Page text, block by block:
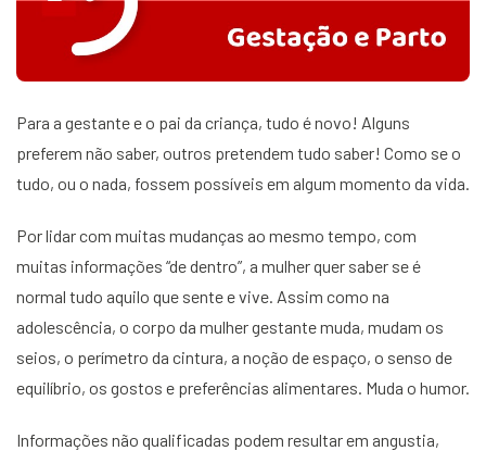
Para a gestante e o pai da criança, tudo é novo! Alguns
preferem não saber, outros pretendem tudo saber! Como se o
tudo, ou o nada, fossem possíveis em algum momento da vida.
Por lidar com muitas mudanças ao mesmo tempo, com
muitas informações “de dentro”, a mulher quer saber se é
normal tudo aquilo que sente e vive. Assim como na
adolescência, o corpo da mulher gestante muda, mudam os
seios, o perímetro da cintura, a noção de espaço, o senso de
equilíbrio, os gostos e preferências alimentares. Muda o humor.
Informações não qualificadas podem resultar em angustia,